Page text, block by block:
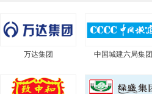
万达集团 中国城建六局集团